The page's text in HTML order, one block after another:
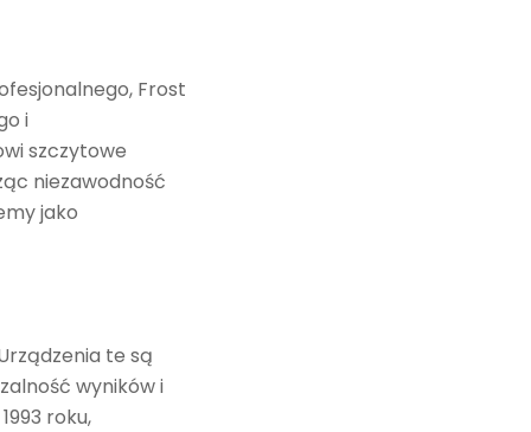
Frost
i
szczytowe
niezawodność
jako
te są
wyników i
roku,